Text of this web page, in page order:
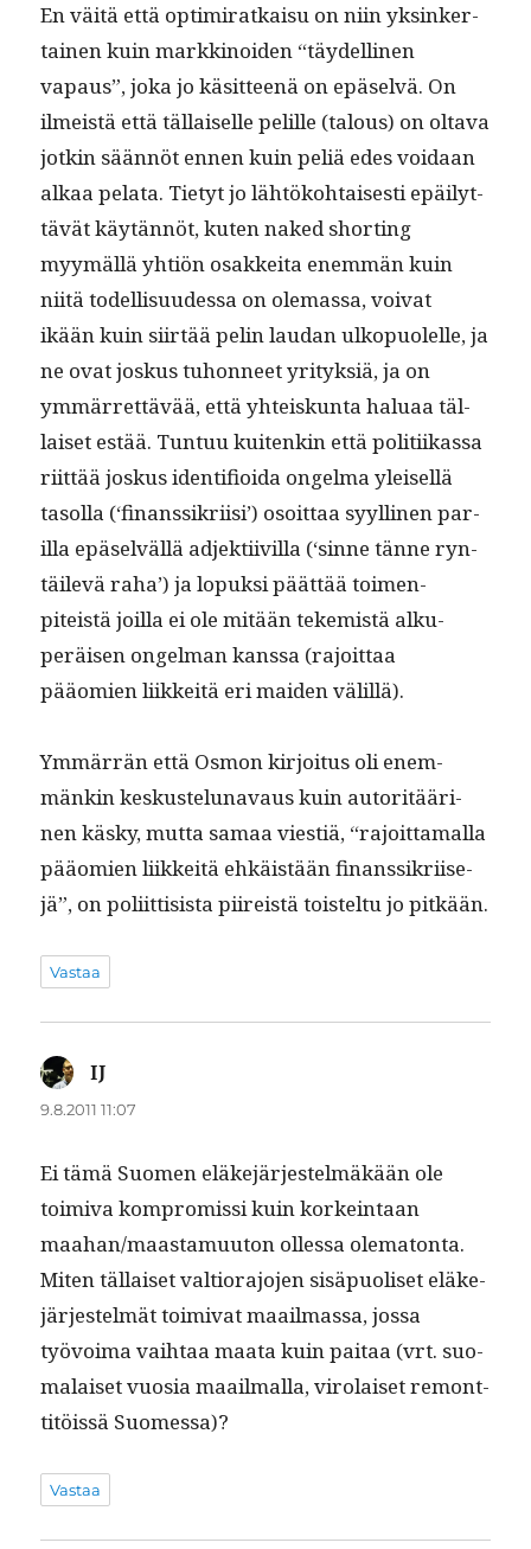
En väitä että opti­mi­ratkaisu on niin yksinker­
tainen kuin markki­noiden “täy­delli­nen
vapaus”, joka jo käsit­teenä on epä­selvä. On
ilmeistä että täl­laiselle pelille (talous) on olta­va
jotkin sään­nöt ennen kuin peliä edes voidaan
alkaa pela­ta. Tietyt jo lähtöko­htais­es­ti epäi­lyt­
tävät käytän­nöt, kuten naked short­ing
myymäl­lä yhtiön osakkei­ta enem­män kuin
niitä todel­lisu­udessa on ole­mas­sa, voivat
ikään kuin siirtää pelin lau­dan ulkop­uolelle, ja
ne ovat joskus tuhon­neet yri­tyk­siä, ja on
ymmär­ret­tävää, että yhteiskun­ta halu­aa täl­
laiset estää. Tun­tuu kuitenkin että poli­ti­ikas­sa
riit­tää joskus iden­ti­fioi­da ongel­ma yleisel­lä
tasol­la (‘finanssikri­isi’) osoit­taa syylli­nen par­
il­la epä­selväl­lä adjek­ti­ivil­la (‘sinne tänne ryn­
täilevä raha’) ja lopuk­si päät­tää toimen­
piteistä joil­la ei ole mitään tekemistä alku­
peräisen ongel­man kanssa (rajoit­taa
pääomien liikkeitä eri maid­en välillä).
Ymmär­rän että Osmon kir­joi­tus oli enem­
mänkin keskustelu­navaus kuin autoritääri­
nen käsky, mut­ta samaa viestiä, “rajoit­ta­mal­la
pääomien liikkeitä ehkäistään finanssikri­ise­
jä”, on poli­it­ti­sista piireistä tois­tel­tu jo pitkään.
Vastaa
IJ
9.8.2011 11:07
Ei tämä Suomen eläke­jär­jestelmäkään ole
toimi­va kom­pro­mis­si kuin korkein­taan
maahan/maastamuuton ollessa olema­ton­ta.
Miten täl­laiset val­tio­ra­jo­jen sisäpuoliset eläke­
jär­jestelmät toimi­vat maail­mas­sa, jos­sa
työvoima vai­h­taa maa­ta kuin paitaa (vrt. suo­
ma­laiset vuosia maail­mal­la, viro­laiset remont­
titöis­sä Suomessa)?
Vastaa